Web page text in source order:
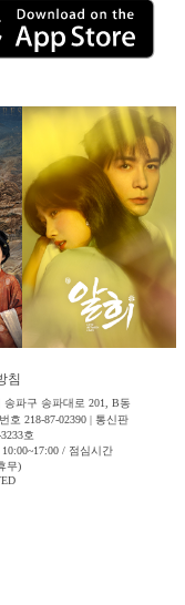
침
파구 송파대로 201, B동
호 218-87-02390 | 통신판
호
10:00~17:00 / 점심시간
무)